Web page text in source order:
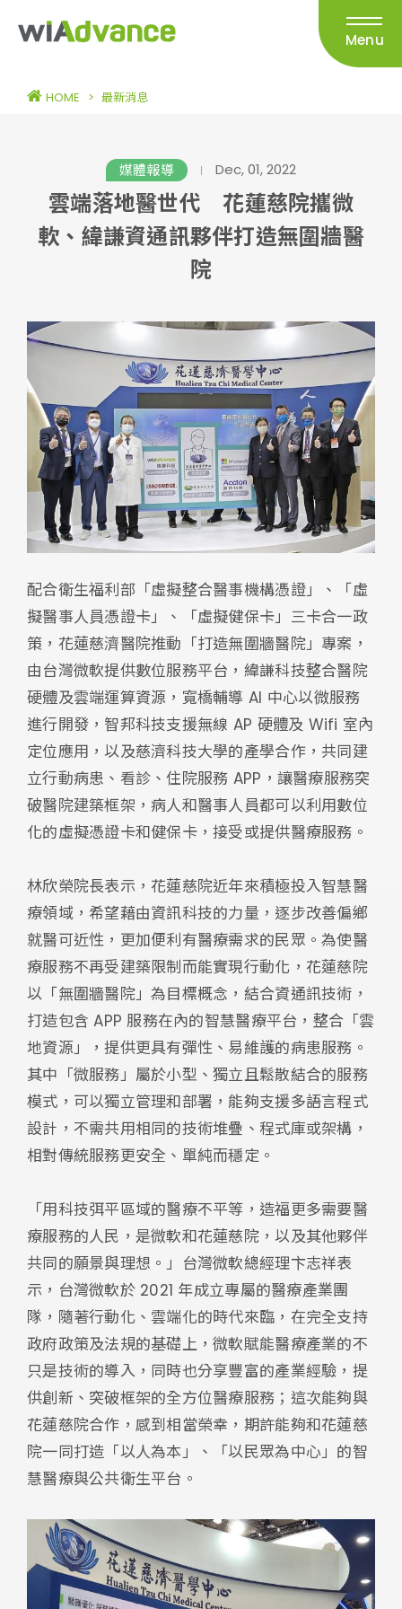
Menu
HOME > 最新消息
媒體報導 Dec, 01, 2022
雲端落地醫世代 花蓮慈院攜微
軟、緯謙資通訊夥伴打造無圍牆醫
院
配合衛生福利部「虛擬整合醫事機構憑證」、「虛
擬醫事人員憑證卡」、「虛擬健保卡」三卡合一政
策，花蓮慈濟醫院推動「打造無圍牆醫院」專案，
由台灣微軟提供數位服務平台，緯謙科技整合醫院
硬體及雲端運算資源，寬橋輔導 AI 中心以微服務
進行開發，智邦科技支援無線 AP 硬體及 Wifi 室內
定位應用，以及慈濟科技大學的產學合作，共同建
立行動病患、看診、住院服務 APP，讓醫療服務突
破醫院建築框架，病人和醫事人員都可以利用數位
化的虛擬憑證卡和健保卡，接受或提供醫療服務。
林欣榮院長表示，花蓮慈院近年來積極投入智慧醫
療領域，希望藉由資訊科技的力量，逐步改善偏鄉
就醫可近性，更加便利有醫療需求的民眾。為使醫
療服務不再受建築限制而能實現行動化，花蓮慈院
以「無圍牆醫院」為目標概念，結合資通訊技術，
打造包含 APP 服務在內的智慧醫療平台，整合「雲
地資源」，提供更具有彈性、易維護的病患服務。
其中「微服務」屬於小型、獨立且鬆散結合的服務
模式，可以獨立管理和部署，能夠支援多語言程式
設計，不需共用相同的技術堆疊、程式庫或架構，
相對傳統服務更安全、單純而穩定。
「用科技弭平區域的醫療不平等，造福更多需要醫
療服務的人民，是微軟和花蓮慈院，以及其他夥伴
共同的願景與理想。」台灣微軟總經理卞志祥表
示，台灣微軟於 2021 年成立專屬的醫療產業團
隊，隨著行動化、雲端化的時代來臨，在完全支持
政府政策及法規的基礎上，微軟賦能醫療產業的不
只是技術的導入，同時也分享豐富的產業經驗，提
供創新、突破框架的全方位醫療服務；這次能夠與
花蓮慈院合作，感到相當榮幸，期許能夠和花蓮慈
院一同打造「以人為本」、「以民眾為中心」的智
慧醫療與公共衛生平台。